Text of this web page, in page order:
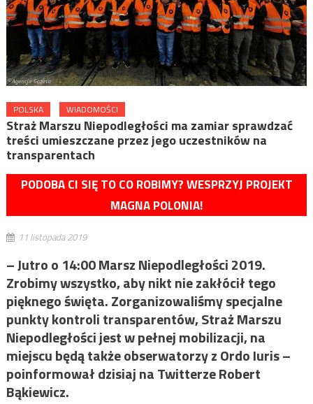
POLSKA WIADOMOŚCI
Straż Marszu Niepodległości ma zamiar sprawdzać
treści umieszczane przez jego uczestników na
transparentach
PODOBA CI SIĘ TO CO ROBIMY? WESPRZYJ PROJEKT
MAGNA POLONIA!
11 listopada 2019
– Jutro o 14:00 Marsz Niepodległości 2019.
Zrobimy wszystko, aby nikt nie zakłócił tego
pięknego święta. Zorganizowaliśmy specjalne
punkty kontroli transparentów, Straż Marszu
Niepodległości jest w pełnej mobilizacji, na
miejscu będą także obserwatorzy z Ordo Iuris –
poinformował dzisiaj na Twitterze Robert
Bąkiewicz.